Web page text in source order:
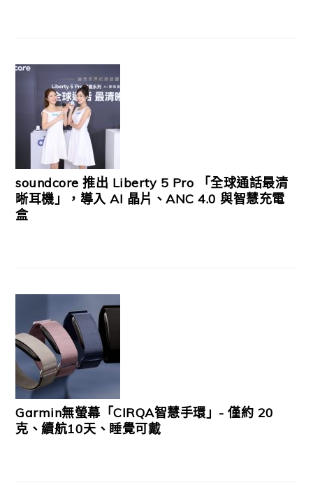
soundcore 推出 Liberty 5 Pro 「全球通話最清
晰耳機」，導入 AI 晶片、ANC 4.0 與智慧充電
盒
Garmin無螢幕「CIRQA智慧手環」- 僅約 20
克、續航10天、睡覺可戴